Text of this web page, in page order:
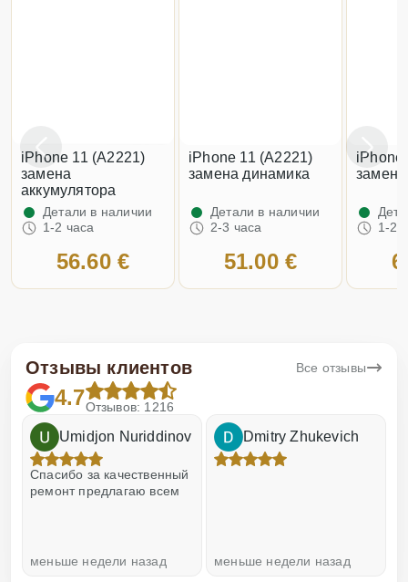
iPhone 11 (A2221)
замена
аккумулятора
Детали в наличии
1-2 часа
56.60 €
iPhone 11 (A2221)
замена динамика
Детали в наличии
2-3 часа
51.00 €
iPhone
1-2
Отзывы клиентов Все отзывы
4.7Отзывов: 1216
Umidjon Nuriddinov
Спасибо за качественный
ремонт предлагаю всем
меньше недели назад
Dmitry Zhukevich
меньше недели назад